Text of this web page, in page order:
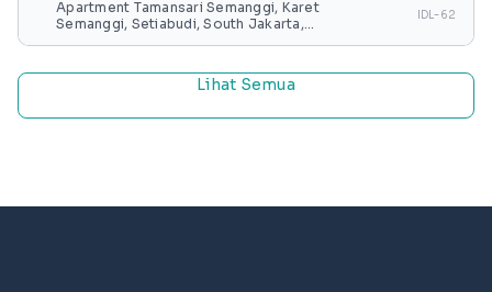
Apartment Tamansari Semanggi, Karet
Semanggi, Setiabudi, South Jakarta,
IDL-62
Lihat Semua